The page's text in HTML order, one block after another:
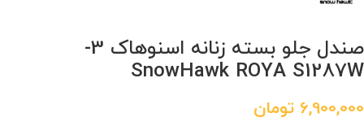
صندل جلو بسته زنانه اسنوهاک 3-
SnowHawk ROYA S1287W
6,900,000 تومان